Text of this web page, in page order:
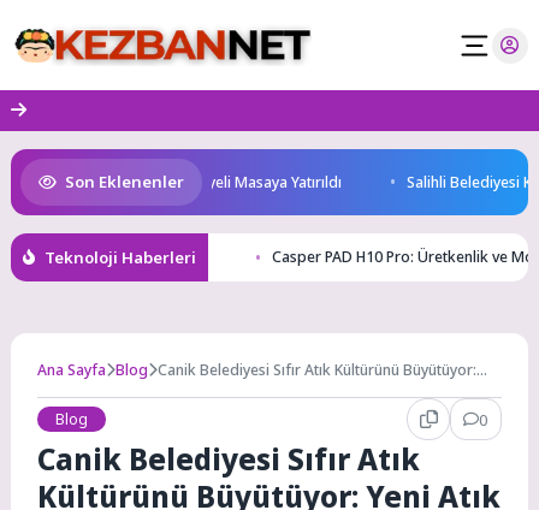
to
content
Son Eklenenler
Geleceği ve Yatırım Potansiyeli Masaya Yatırıldı Salihli Belediyesi Keli
Teknoloji Haberleri Casper PAD H10 Pro: Üretkenlik ve
Ana Sayfa Blog Canik Belediyesi Sıfır Atık Kültürünü Büyütüyor:
Blog
0
Canik Belediyesi Sıfır Atık
Kültürünü Büyütüyor: Yeni Atık